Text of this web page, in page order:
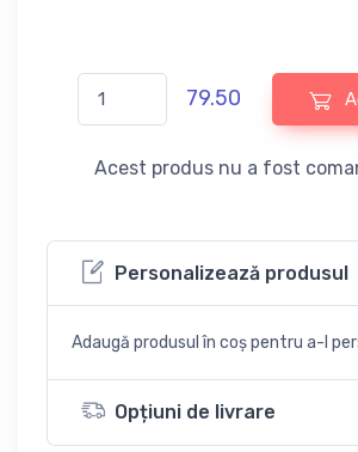
79.50
Acest produs nu a fost
Personalizează produsul
Adaugă produsul în coș pentru a-l
Opțiuni de livrare